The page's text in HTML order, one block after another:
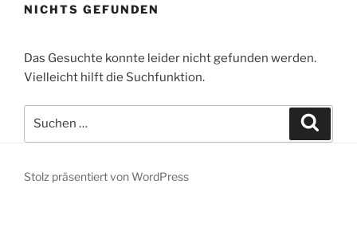
NICHTS GEFUNDEN
Das Gesuchte konnte leider nicht gefunden werden.
Vielleicht hilft die Suchfunktion.
nach:
Stolz präsentiert von WordPress